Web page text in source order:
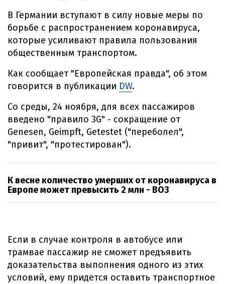
В Германии вступают в силу новые меры по
борьбе с распространением коронавируса,
которые усиливают правила пользования
общественным транспортом.
Как сообщает "Европейская правда", об этом
говорится в публикации DW.
Со среды, 24 ноября, для всех пассажиров
введено "правило 3G" - сокращение от
Genesen, Geimpft, Getestet ("переболел",
"привит", "протестирован").
К весне количество умерших от коронавируса в
Европе может превысить 2 млн - ВОЗ
Если в случае контроля в автобусе или
трамвае пассажир не сможет предъявить
доказательства выполнения одного из этих
условий, ему придется оставить транспортное